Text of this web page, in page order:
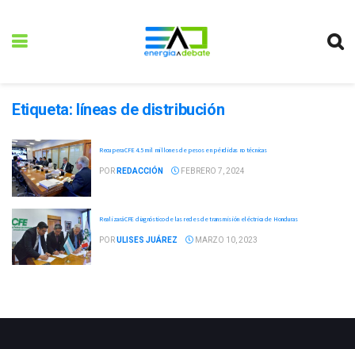
Etiqueta: líneas de distribución
Recupera CFE 4.5 mil millones de pesos en pérdidas no técnicas
POR REDACCIÓN FEBRERO 7, 2024
Realizará CFE diagnóstico de las redes de transmisión eléctrica de Honduras
PORULISES JUÁREZ MARZO 10, 2023